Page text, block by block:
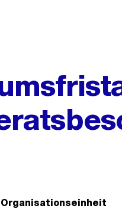
Organisationseinheit